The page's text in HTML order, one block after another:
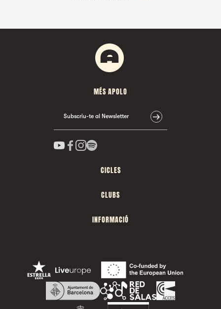
MÉS APOLO
Subscriu-te al Newsletter
CICLES
CLUBS
INFORMACIÓ